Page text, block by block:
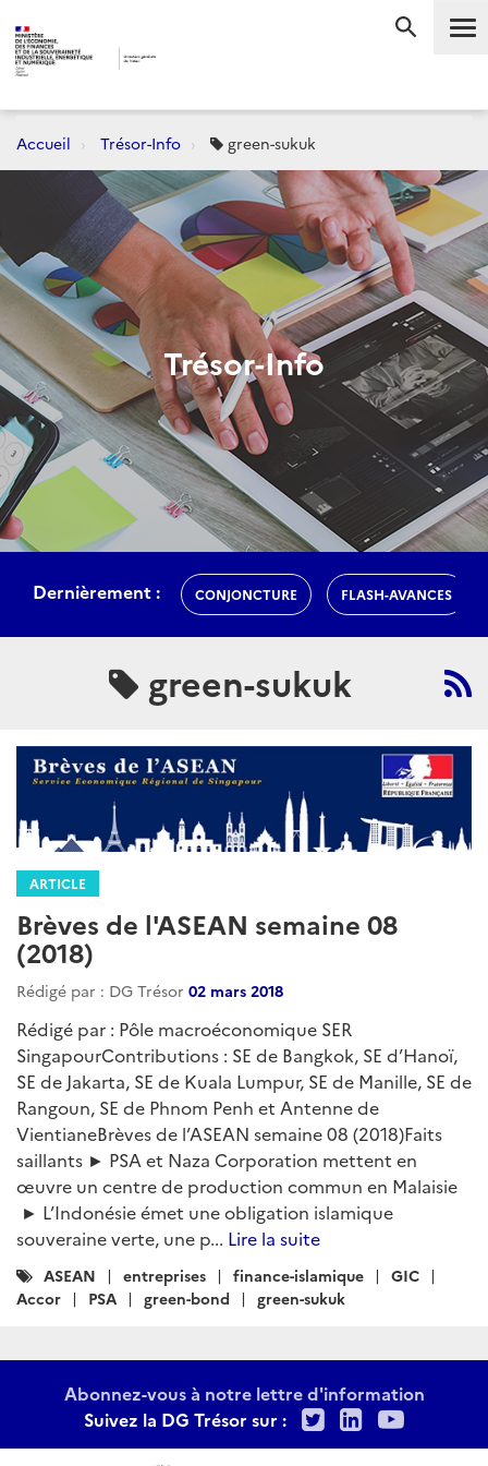
Accueil Trésor-Info green-sukuk
Trésor-Info
Dernièrement : CONJONCTURE FLASH-AVANCES
green-sukuk
ARTICLE
Brèves de l'ASEAN semaine 08
(2018)
Rédigé par : DG Trésor 02 mars 2018
Rédigé par : Pôle macroéconomique SER
SingapourContributions : SE de Bangkok, SE d’Hanoï,
SE de Jakarta, SE de Kuala Lumpur, SE de Manille, SE de
Rangoun, SE de Phnom Penh et Antenne de
VientianeBrèves de l’ASEAN semaine 08 (2018)Faits
saillants ► PSA et Naza Corporation mettent en
œuvre un centre de production commun en Malaisie
► L’Indonésie émet une obligation islamique
souveraine verte, une p... Lire la suite
Catégories
:
ASEAN entreprises finance-islamique
GIC
Accor
PSA green-bond green-sukuk
Abonnez-vous à notre lettre d'information
Suivez la DG Trésor sur :
TwitterLinkedIn